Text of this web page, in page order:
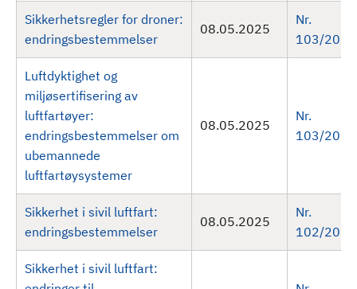
Sikkerhetsregler for droner:
endringsbestemmelser
08.05.2025
Nr.
103/2025
Luftdyktighet og
miljøsertifisering av
luftfartøyer:
endringsbestemmelser om
ubemannede
luftfartøysystemer
08.05.2025
Nr.
103/2025
Sikkerhet i sivil luftfart:
endringsbestemmelser
08.05.2025
Nr.
102/2025
Sikkerhet i sivil luftfart: